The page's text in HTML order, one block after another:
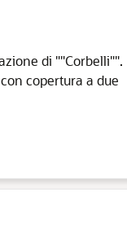
di ""Corbelli"".
copertura a due